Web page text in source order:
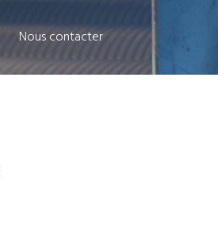
Nous contacter